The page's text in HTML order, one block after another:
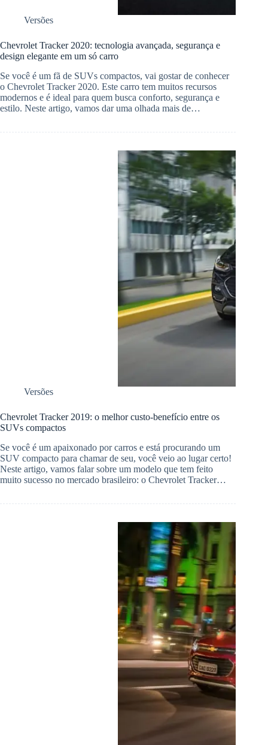
Versões
Chevrolet Tracker 2020: tecnologia avançada, segurança e
design elegante em um só carro
Se você é um fã de SUVs compactos, vai gostar de conhecer
o Chevrolet Tracker 2020. Este carro tem muitos recursos
modernos e é ideal para quem busca conforto, segurança e
estilo. Neste artigo, vamos dar uma olhada mais de…
Versões
Chevrolet Tracker 2019: o melhor custo-benefício entre os
SUVs compactos
Se você é um apaixonado por carros e está procurando um
SUV compacto para chamar de seu, você veio ao lugar certo!
Neste artigo, vamos falar sobre um modelo que tem feito
muito sucesso no mercado brasileiro: o Chevrolet Tracker…